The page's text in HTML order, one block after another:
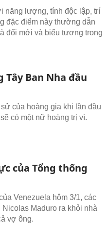
năng lượng, tính độc lập, trí
đặc điểm này thường dẫn
đổi mới và biểu tượng trong
Ban Nha đầu
của hoàng gia khi lần đầu
có một nữ hoàng trị vì.
của Tổng thống
Venezuela hôm 3/1, các
Maduro ra khỏi nhà
vợ ông.